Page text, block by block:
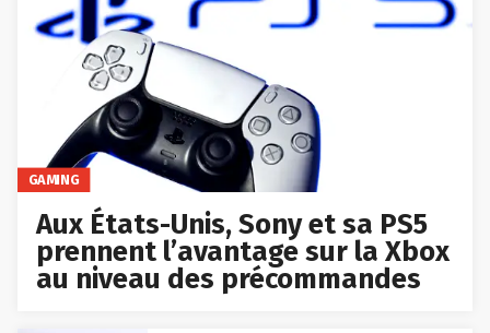
GAMING
Aux États-Unis, Sony et sa PS5
prennent l’avantage sur la Xbox
au niveau des précommandes